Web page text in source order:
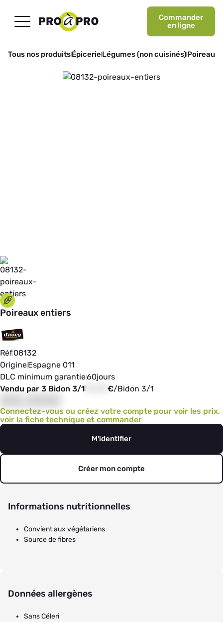
Commander
en ligne
Tous nos produitsÉpicerie Légumes (non cuisinés)
Poireaux entiers
Réf08132
OrigineEspagne 011
DLC minimum garantie60jours
Vendu par 3 Bidon 3/1
€/Bidon 3/1
Connectez-vous ou créez votre compte pour voir les prix,
voir la fiche technique et commander
M'identifier
Créer mon compte
Informations nutritionnelles
Convient aux végétariens
Source de fibres
Données allergènes
Sans Céleri